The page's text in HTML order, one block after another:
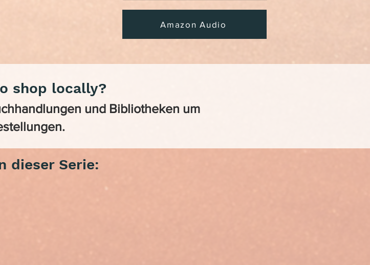
Amazon Audio
shop locally?
und Bibliotheken um
dieser Serie: